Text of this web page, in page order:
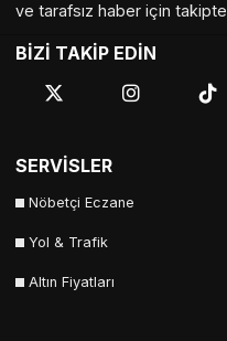
ve tarafsız haber için takipte
BİZİ TAKİP EDİN
SERVİSLER
Nöbetçi Eczane
Yol & Trafik
Altın Fiyatları